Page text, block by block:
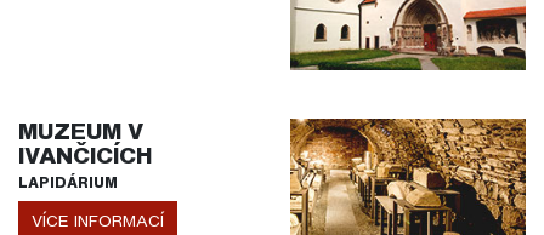
MUZEUM V
IVANČICÍCH
LAPIDÁRIUM
VÍCE INFORMACÍ